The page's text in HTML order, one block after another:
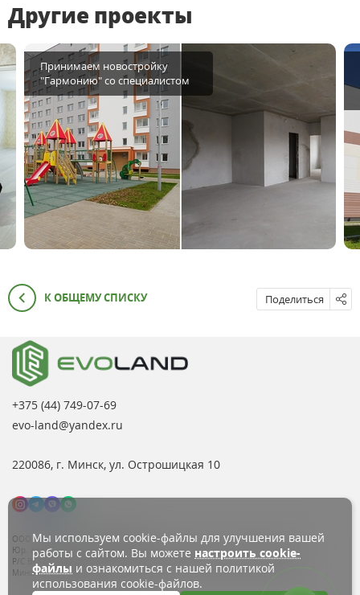
Другие проекты
Принимаем новостройку
"Гармонию" со специалистом
К ОБЩЕМУ СПИСКУ Поделиться
+375 (44) 749-07-69
evo-land@yandex.ru
220086, г. Минск, ул. Острошицкая 10
ООО «Эво Лэнд», УНП: 690856659
Юр. адрес: 220125, г. Минск, ул. Острошицкая д. 10, помещение 5Н, каб. 5
Р/C BY37BLNB30120000311414000933, БИК BLNBBY2X ОАО «БНБ-БАНК»,
Минск, пр. Независимости, д.87а
Мы используем cookie-файлы для улучшения вашей
работы с сайтом. Вы можете настроить cookie-
файлы и ознакомиться с нашей политикой
использования cookie-файлов.